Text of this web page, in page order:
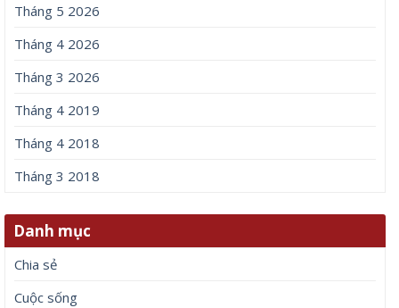
Tháng 5 2026
Tháng 4 2026
Tháng 3 2026
Tháng 4 2019
Tháng 4 2018
Tháng 3 2018
Danh mục
Chia sẻ
Cuộc sống